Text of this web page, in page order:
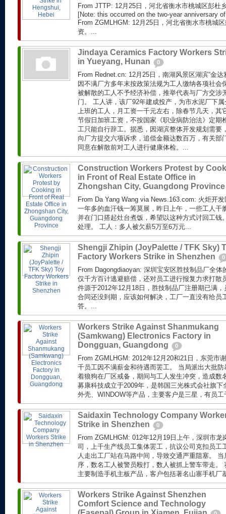
From JTTP: 12月25日，河北省衡水市桃城区彭杜
[Note: this occurred on the two-year anniversary
From ZGMLHGM: 12月25日，河北省衡水市桃城
资。...
Jindaya Ceramics Factory Workers
in Yueyang, Hunan
0
From Rednet.cn: 12月25日，南湖风景区湖滨“金
因不满厂方多年末按政策法规为工人缴纳各项社会
被解散的工人不予经济补偿，推举代表与厂方交涉
门。 工人讲，该厂92年建成投产，为市水泥厂下
上班的工人，月工资一千元左右，除春节几天，其
节假日加班工资，不按国家《职业病防治法》定期
工只能自行辞工。据悉，因湖滨整体开发规划需要
向厂方提交六项诉求，追偿金额达数百万，有关部
同意在解散前对工人进行健康体检。...
Construction Workers Protest by
in Front of Real Estate Office in
Zhongshan City, Guangdong
From Da Yang Wang via News.163.com: 火炬开
一年多的血汗钱一筹莫展，昨日上午，一些工人干
并在门口搭起灶台煮饭，希望以这种方式讨回工钱
处理。 工人：多人被欠薪5万至6万元...
Shengji Zhipin (JoyPalette / TFK Sky)
Factory Workers Strike in Shenzhen
0
From Dagongdiaoyan: 深圳宝安区胜技制品厂全
仅千方百计逃避赔偿，还对员工进行报复力求打散
件源于2012年12月18日，胜技制品厂注册期已满，
合同还没到期，应该如何解决，工厂一直没有给员
答。...
Workers Strike Against Shanmukang
(Samkwang) Electronics Factory in
Dongguan, Guangdong
0
From ZGMLHGM: 2012年12月20和21日，东莞市
千员工因不满薪金和待遇而罢工。 当局派出大批
着狼狗在厂区戒备，期间与工人发生冲突，造成数
募康科技成立于2009年，是韩国三光株式会社旗
外壳、WINDOW等产品，主要客户是三星，有员工
Saidaxin Technology Company
Strike in Shenzhen
0
From ZGMLHGM: 012年12月19日上午，深圳市龙
司，上千生产线员工集体罢工，抗议公司克扣员工
人走出工厂站在马路中间，导致交通严重阻塞。
序，数名工人被警员殴打，数人被抓上警车带走。
主要制造手机主板产品，客户包括著名山寨手机厂
Workers Strike Against Shenzhen
Comfort Science and Technology